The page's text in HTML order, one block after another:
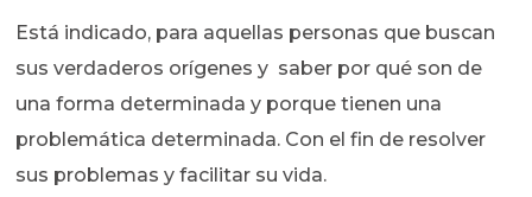
Está indicado, para aquellas personas que buscan
sus verdaderos orígenes y saber por qué son de
una forma determinada y porque tienen una
problemática determinada. Con el fin de resolver
sus problemas y facilitar su vida.